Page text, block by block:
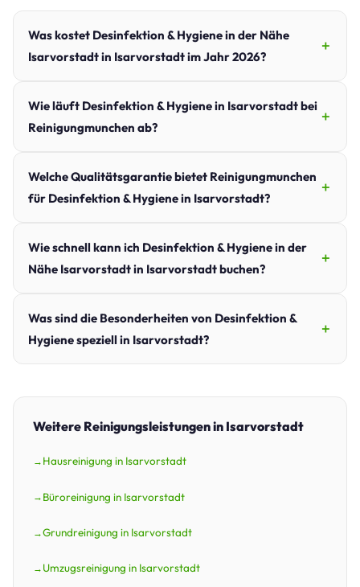
Was kostet Desinfektion & Hygiene in der Nähe
Isarvorstadt in Isarvorstadt im Jahr 2026?
Wie läuft Desinfektion & Hygiene in Isarvorstadt bei
Reinigungmunchen ab?
Welche Qualitätsgarantie bietet Reinigungmunchen
für Desinfektion & Hygiene in Isarvorstadt?
Wie schnell kann ich Desinfektion & Hygiene in der
Nähe Isarvorstadt in Isarvorstadt buchen?
Was sind die Besonderheiten von Desinfektion &
Hygiene speziell in Isarvorstadt?
Weitere Reinigungsleistungen in Isarvorstadt
Hausreinigung in Isarvorstadt
Büroreinigung in Isarvorstadt
Grundreinigung in Isarvorstadt
Umzugsreinigung in Isarvorstadt